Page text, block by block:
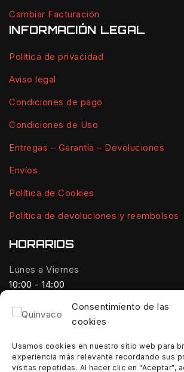
Consentimiento de las
cookies
Usamos cookies en nuestro sitio web para
experiencia más relevante recordando sus
visitas repetidas. Al hacer clic en "Aceptar",
Cambiar Facturación
INFORMACIÓN LEGAL
Política de privacidad
Aviso legal
Condiciones de pago
Condiciones de Uso
Entregas – Garantía – Devoluciones
Envíos
Política de Cookies
Política de devoluciones y reembolsos
HORARIOS
Lunes a Viernes
10:00 - 14:00
Tardes:
Sábados:
10:00 - 14:00